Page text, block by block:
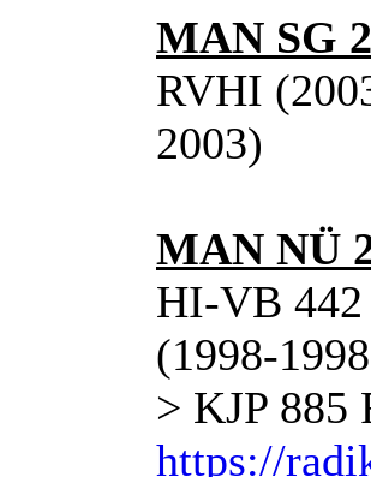
MAN SG
RVHI
2003)
MAN NÜ
HI-VB 442
(1998-
> KJP 885
https://